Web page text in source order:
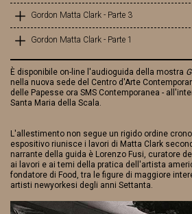
Gordon Matta Clark - Parte 3
Gordon Matta Clark - Parte 1
È disponibile on-line l'audioguida della mostra
nella nuova sede del Centro d'Arte
delle Papesse ora SMS Contemporanea -
Santa Maria della Scala.
L'allestimento non segue un rigido ordine
espositivo riunisce i lavori di Matta Clark
narrante della guida è Lorenzo Fusi, curatore
ai lavori e ai temi della pratica dell'artista
fondatore di Food, tra le figure di maggiore
artisti newyorkesi degli anni Settanta.